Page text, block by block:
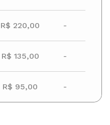
R$ 220,00 -
R$ 135,00 -
R$ 95,00 -